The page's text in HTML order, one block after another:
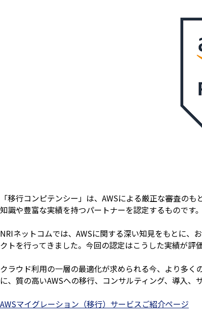
「移行コンピテンシー」は、AWSによる厳正な審査の
知識や豊富な実績を持つパートナーを認定するものです。
NRIネットコムでは、AWSに関する深い知見をもとに、
クトを行ってきました。今回の認定はこうした実績が評
クラウド利用の一層の最適化が求められる今、より多
に、質の高いAWSへの移行、コンサルティング、導入、
AWSマイグレーション（移行）サービスご紹介ページ